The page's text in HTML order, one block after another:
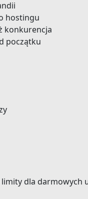
hostingu
konkurencja
początku
limity dla darmowych